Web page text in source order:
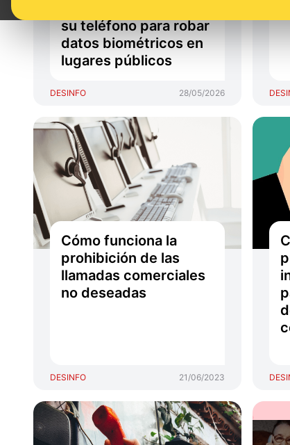
su teléfono para robar
datos biométricos en
lugares públicos
DESINFO 28/05/2026
Cómo funciona la
prohibición de las
llamadas comerciales
no deseadas
DESINFO 21/06/2023